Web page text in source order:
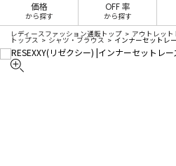
価格
から探す
OFF 率
から探す
レディースファッション通販トップ アウトレット
トップス シャツ・ブラウス インナーセットレ